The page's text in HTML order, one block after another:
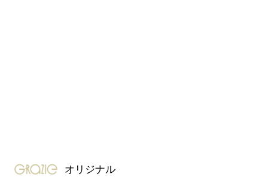
gravure-grazie
オリジナル